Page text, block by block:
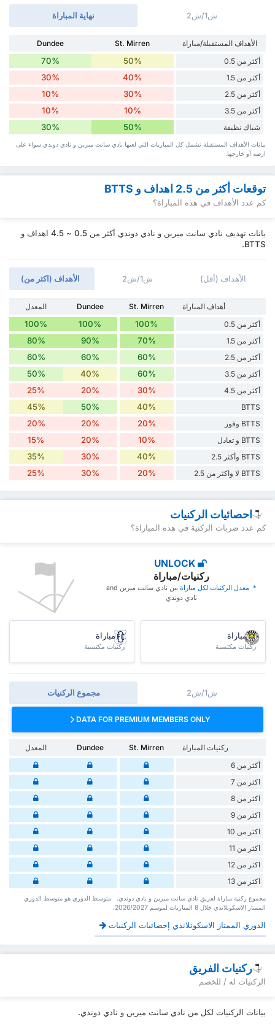
نهاية المباراة ش1/ش2
الأهداف المستقبلة/مباراة St. Mirren
Dundee
أكثر من 0.5
50%
70%
أكثر من 1.5 40%
30%
أكثر من 2.5 30%
10%
أكثر من 3.5 10%
10%
شباك نظيفة 50%
30%
بيانات الأهداف المستقبلة تشمل كل المباريات التي لعبها نادي سانت ميرين و نادي دوندي سواء ‏على
ارضه أو خارجها.
توقعات أكثر من 2.5 اهداف و BTTS
كم عدد الأهداف في هذه المباراة؟
يانات تهديف نادي سانت ميرين و نادي دوندي أكثر من 0.5 ~ 4.5 اهداف و
BTTS.
الأهداف (اكثر من) ش1/ش2 الأهداف (أقل)
أهداف المباراة St. Mirren
Dundee
المعدل
أكثر من 0.5
100%
100%
100%
أكثر من 1.5 70%
90%
80%
أكثر من 2.5 60%
60%
60%
أكثر من 3.5 60%
40%
50%
أكثر من 4.5 30%
20%
25%
BTTS
40%
50%
45%
BTTS وفوز 20%
20%
20%
BTTS و تعادل 10%
20%
15%
BTTS وأكثر 2.5 40%
30%
35%
BTTS لا واكثر من 2.5 20%
30%
25%
احصائيات الركنيات
كم عدد ضربات الركنية في هذه المباراة؟
UNLOCK
ركنيات/مباراة
* ‏ ‏معدل الركنيات لكل مباراة
‏بين نادي سانت ميرين and
نادي دوندي
/مباراة
ركنيات مكتسبة
/مباراة
ركنيات مكتسبة
مجموع الركنيات ش1/ش2
DATA FOR PREMIUM MEMBERS ONLY
ركنيات المباراة St. Mirren
Dundee
المعدل
أكثر من 6
اكثر من 7
اكثر من 8
اكثر من 9
اكثر من 10
اكثر من 11
اكثر من 12
اكثر من 13
‏مجموع ركنية مباراة لفريق نادي سانت ميرين و نادي دوندي. ‏‏ ‏ ‏متوسط الدوري هو متوسط الدوري
الممتاز الاسكوتلاندي ‏خلال 8 ‏المباريات لموسم 2026/2027.
الدوري الممتاز الاسكوتلاندي إحصائيات الركنيات
ركنيات الفريق
الركنيات له / للخصم
بيانات الركنيات لكل من نادي سانت ميرين و نادي دوندي.